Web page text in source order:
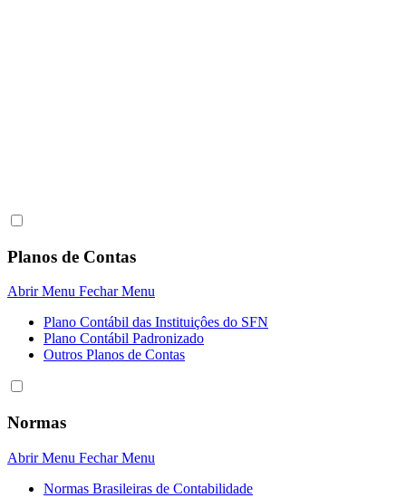
Planos de Contas
Abrir Menu Fechar Menu
Plano Contábil das Instituiçôes do SFN
Plano Contábil Padronizado
Outros Planos de Contas
Normas
Abrir Menu Fechar Menu
Normas Brasileiras de Contabilidade